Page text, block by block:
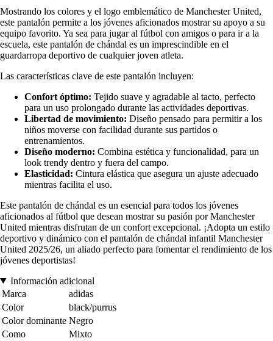
Mostrando los colores y el logo emblemático de Manchester United,
este pantalón permite a los jóvenes aficionados mostrar su apoyo a su
equipo favorito. Ya sea para jugar al fútbol con amigos o para ir a la
escuela, este pantalón de chándal es un imprescindible en el
guardarropa deportivo de cualquier joven atleta.
Las características clave de este pantalón incluyen:
Confort óptimo: Tejido suave y agradable al tacto, perfecto
para un uso prolongado durante las actividades deportivas.
Libertad de movimiento: Diseño pensado para permitir a los
niños moverse con facilidad durante sus partidos o
entrenamientos.
Diseño moderno: Combina estética y funcionalidad, para un
look trendy dentro y fuera del campo.
Elasticidad: Cintura elástica que asegura un ajuste adecuado
mientras facilita el uso.
Este pantalón de chándal es un esencial para todos los jóvenes
aficionados al fútbol que desean mostrar su pasión por Manchester
United mientras disfrutan de un confort excepcional. ¡Adopta un estilo
deportivo y dinámico con el pantalón de chándal infantil Manchester
United 2025/26, un aliado perfecto para fomentar el rendimiento de los
jóvenes deportistas!
Información adicional
Marca
adidas
Color
black/purrus
Color dominante Negro
Como
Mixto